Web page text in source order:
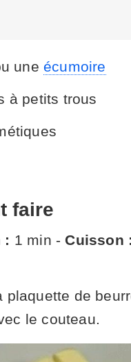
une écumoire
à petits trous
faire
: 1 min - Cuisson :
plaquette de
le couteau.